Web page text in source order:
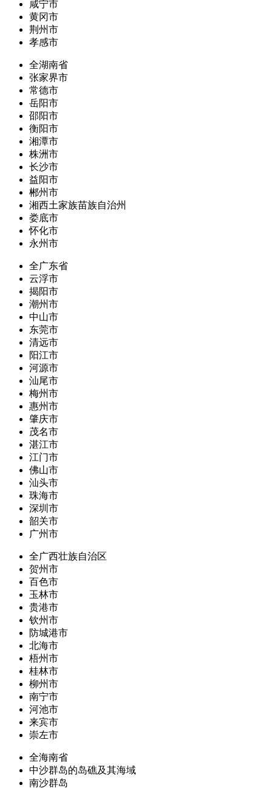
咸宁市
黄冈市
荆州市
孝感市
全湖南省
张家界市
常德市
岳阳市
邵阳市
衡阳市
湘潭市
株洲市
长沙市
益阳市
郴州市
湘西土家族苗族自治州
娄底市
怀化市
永州市
全广东省
云浮市
揭阳市
潮州市
中山市
东莞市
清远市
阳江市
河源市
汕尾市
梅州市
惠州市
肇庆市
茂名市
湛江市
江门市
佛山市
汕头市
珠海市
深圳市
韶关市
广州市
全广西壮族自治区
贺州市
百色市
玉林市
贵港市
钦州市
防城港市
北海市
梧州市
桂林市
柳州市
南宁市
河池市
来宾市
崇左市
全海南省
中沙群岛的岛礁及其海域
南沙群岛